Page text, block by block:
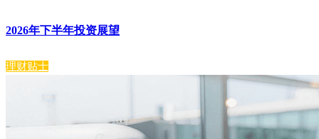
2026年下半年投资展望
理财贴士